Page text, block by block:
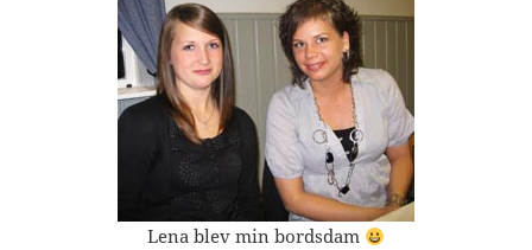
Lena blev min bordsdam